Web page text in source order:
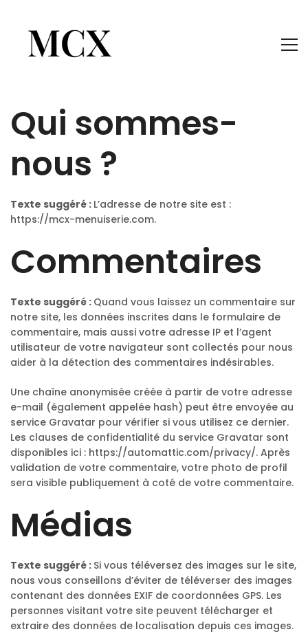
Qui sommes-
nous ?
Texte suggéré : L’adresse de notre site est :
https://mcx-menuiserie.com.
Commentaires
Texte suggéré : Quand vous laissez un commentaire sur
notre site, les données inscrites dans le formulaire de
commentaire, mais aussi votre adresse IP et l’agent
utilisateur de votre navigateur sont collectés pour nous
aider à la détection des commentaires indésirables.
Une chaîne anonymisée créée à partir de votre adresse
e-mail (également appelée hash) peut être envoyée au
service Gravatar pour vérifier si vous utilisez ce dernier.
Les clauses de confidentialité du service Gravatar sont
disponibles ici : https://automattic.com/privacy/. Après
validation de votre commentaire, votre photo de profil
sera visible publiquement à coté de votre commentaire.
Médias
Texte suggéré : Si vous téléversez des images sur le site,
nous vous conseillons d’éviter de téléverser des images
contenant des données EXIF de coordonnées GPS. Les
personnes visitant votre site peuvent télécharger et
extraire des données de localisation depuis ces images.